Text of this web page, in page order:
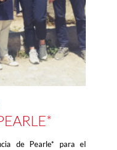
de Pearle* para el